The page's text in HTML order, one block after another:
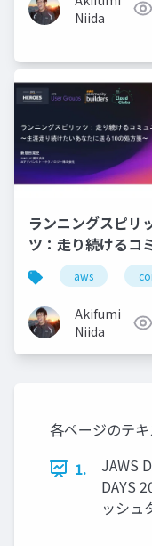
Niida
ランニングスピリ
ツ：走り続けるコ
ニティ aws
Akifumi
Niida
各ページのテ
1.
JAWS
DAYS
ッシュ